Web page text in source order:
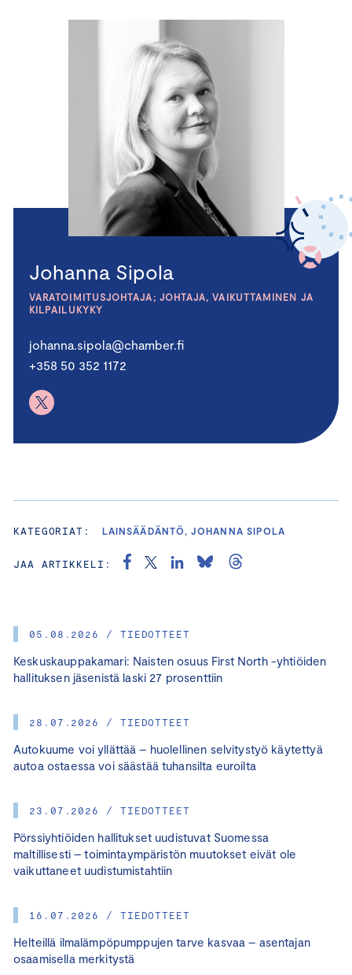
05.08.2026 / TIEDOTTEET
Keskuskauppakamari: Naisten osuus First North -yhtiöiden
hallituksen jäsenistä laski 27 prosenttiin
28.07.2026 / TIEDOTTEET
Autokuume voi yllättää – huolellinen selvitystyö käytettyä
autoa ostaessa voi säästää tuhansilta euroilta
23.07.2026 / TIEDOTTEET
Pörssiyhtiöiden hallitukset uudistuvat Suomessa
maltillisesti – toimintaympäristön muutokset eivät ole
vaikuttaneet uudistumistahtiin
16.07.2026 / TIEDOTTEET
Helteillä ilmalämpöpumppujen tarve kasvaa – asentajan
osaamisella merkitystä
Johanna Sipola
VARATOIMITUSJOHTAJA; JOHTAJA, VAIKUTTAMINEN JA
KILPAILUKYKY
johanna.sipola@chamber.fi
+358 50 352 1172
KATEGORIAT: LAINSÄÄDÄNTÖ, JOHANNA SIPOLA
JAA ARTIKKELI: